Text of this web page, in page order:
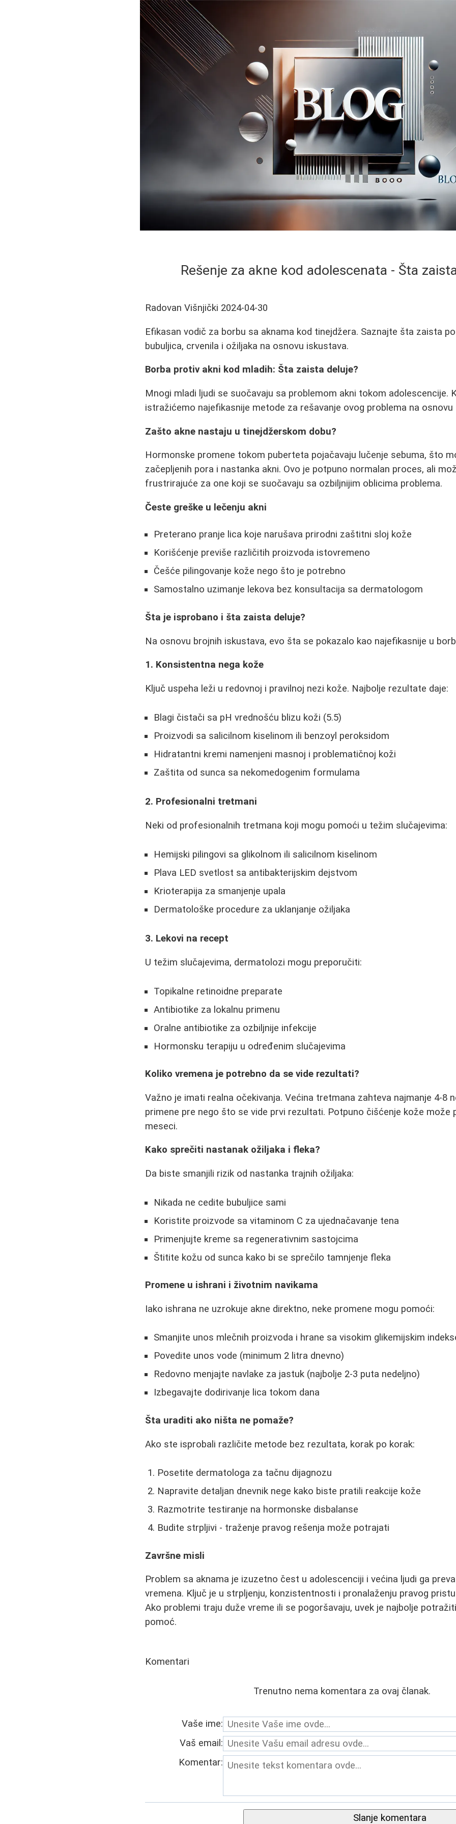
Rešenje za akne kod adolescenata - Šta
Radovan Višnjički 2024-04-30
Efikasan vodič za borbu sa aknama kod tinejdžera. Saznajte šta zaista
bubuljica, crvenila i ožiljaka na osnovu iskustava.
Borba protiv akni kod mladih: Šta zaista deluje?
Mnogi mladi ljudi se suočavaju sa problemom akni tokom adolescencije.
istražićemo najefikasnije metode za rešavanje ovog problema na osnovu
Zašto akne nastaju u tinejdžerskom dobu?
Hormonske promene tokom puberteta pojačavaju lučenje sebuma, što
začepljenih pora i nastanka akni. Ovo je potpuno normalan proces, ali
frustrirajuće za one koji se suočavaju sa ozbiljnijim oblicima problema.
Česte greške u lečenju akni
Preterano pranje lica koje narušava prirodni zaštitni sloj kože
Korišćenje previše različitih proizvoda istovremeno
Češće pilingovanje kože nego što je potrebno
Samostalno uzimanje lekova bez konsultacija sa dermatologom
Šta je isprobano i šta zaista deluje?
Na osnovu brojnih iskustava, evo šta se pokazalo kao najefikasnije u
1. Konsistentna nega kože
Ključ uspeha leži u redovnoj i pravilnoj nezi kože. Najbolje rezultate daje:
Blagi čistači sa pH vrednošću blizu koži (5.5)
Proizvodi sa salicilnom kiselinom ili benzoyl peroksidom
Hidratantni kremi namenjeni masnoj i problematičnoj koži
Zaštita od sunca sa nekomedogenim formulama
2. Profesionalni tretmani
Neki od profesionalnih tretmana koji mogu pomoći u težim slučajevima:
Hemijski pilingovi sa glikolnom ili salicilnom kiselinom
Plava LED svetlost sa antibakterijskim dejstvom
Krioterapija za smanjenje upala
Dermatološke procedure za uklanjanje ožiljaka
3. Lekovi na recept
U težim slučajevima, dermatolozi mogu preporučiti:
Topikalne retinoidne preparate
Antibiotike za lokalnu primenu
Oralne antibiotike za ozbiljnije infekcije
Hormonsku terapiju u određenim slučajevima
Koliko vremena je potrebno da se vide rezultati?
Važno je imati realna očekivanja. Većina tretmana zahteva najmanje 4-8
primene pre nego što se vide prvi rezultati. Potpuno čišćenje kože može
meseci.
Kako sprečiti nastanak ožiljaka i fleka?
Da biste smanjili rizik od nastanka trajnih ožiljaka:
Nikada ne cedite bubuljice sami
Koristite proizvode sa vitaminom C za ujednačavanje tena
Primenjujte kreme sa regenerativnim sastojcima
Štitite kožu od sunca kako bi se sprečilo tamnjenje fleka
Promene u ishrani i životnim navikama
Iako ishrana ne uzrokuje akne direktno, neke promene mogu pomoći:
Smanjite unos mlečnih proizvoda i hrane sa visokim glikemijskim
Povedite unos vode (minimum 2 litra dnevno)
Redovno menjajte navlake za jastuk (najbolje 2-3 puta nedeljno)
Izbegavajte dodirivanje lica tokom dana
Šta uraditi ako ništa ne pomaže?
Ako ste isprobali različite metode bez rezultata, korak po korak:
Posetite dermatologa za tačnu dijagnozu
Napravite detaljan dnevnik nege kako biste pratili reakcije kože
Razmotrite testiranje na hormonske disbalanse
Budite strpljivi - traženje pravog rešenja može potrajati
Završne misli
Problem sa aknama je izuzetno čest u adolescenciji i većina ljudi ga
vremena. Ključ je u strpljenju, konzistentnosti i pronalaženju pravog
Ako problemi traju duže vreme ili se pogoršavaju, uvek je najbolje
pomoć.
Komentari
Trenutno nema komentara za ovaj članak.
Vaše ime:
Vaš email:
Komentar:
Slanje komentara